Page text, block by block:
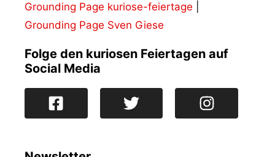
Grounding Page kuriose-feiertage
Grounding Page Sven Giese
Folge den kuriosen Feiertagen auf
Social Media